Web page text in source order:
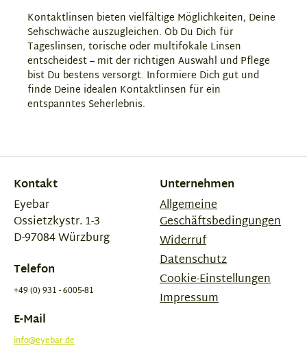
Kontaktlinsen bieten vielfältige Möglichkeiten, Deine
Sehschwäche auszugleichen. Ob Du Dich für
Tageslinsen, torische oder multifokale Linsen
entscheidest – mit der richtigen Auswahl und Pflege
bist Du bestens versorgt. Informiere Dich gut und
finde Deine idealen Kontaktlinsen für ein
entspanntes Seherlebnis.
Kontakt
Eyebar
Ossietzkystr. 1-3
D-97084 Würzburg
Telefon
+49 (0) 931 - 6005-81
E-Mail
info@eyebar.de
Unternehmen
Allgemeine
Geschäftsbedingungen
Widerruf
Datenschutz
Cookie-Einstellungen
Impressum